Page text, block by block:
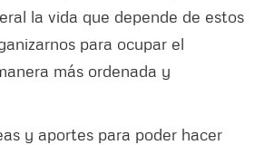
la vida que depende de estos
para ocupar el
más ordenada y
y aportes para poder hacer